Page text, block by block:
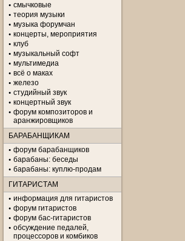
смычковые
теория музыки
музыка форумчан
концерты, мероприятия
клуб
музыкальный софт
мультимедиа
всё о маках
железо
студийный звук
концертный звук
форум композиторов и
аранжировщиков
БАРАБАНЩИКАМ
форум барабанщиков
барабаны: беседы
барабаны: куплю-продам
ГИТАРИСТАМ
информация для гитаристов
форум гитаристов
форум бас-гитаристов
обсуждение педалей,
процессоров и комбиков